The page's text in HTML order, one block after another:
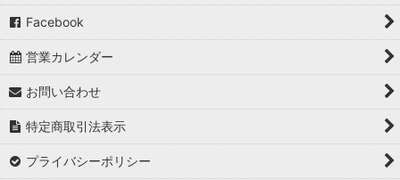
Facebook
営業カレンダー
お問い合わせ
特定商取引法表示
プライバシーポリシー